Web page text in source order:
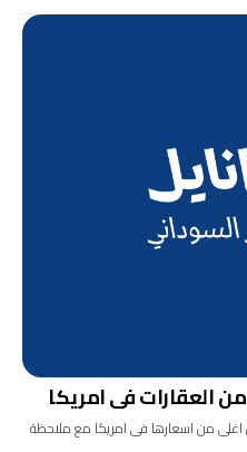
العقارات فى امريكا
من اسعارها فى امريكا مع ملاحظة